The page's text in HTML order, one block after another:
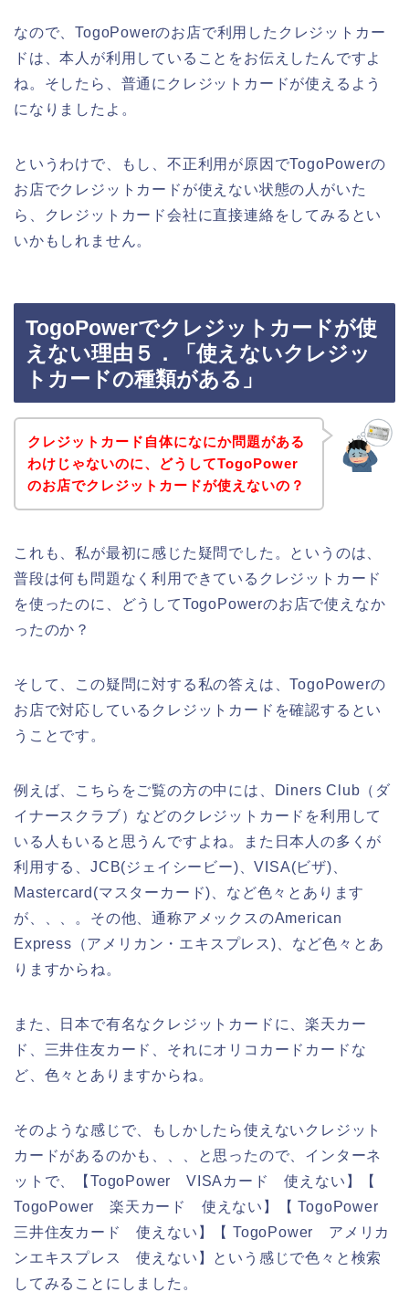
なので、TogoPowerのお店で利用したクレジットカー
ドは、本人が利用していることをお伝えしたんですよ
ね。そしたら、普通にクレジットカードが使えるよう
になりましたよ。
というわけで、もし、不正利用が原因でTogoPowerの
お店でクレジットカードが使えない状態の人がいた
ら、クレジットカード会社に直接連絡をしてみるとい
いかもしれません。
TogoPowerでクレジットカードが使
えない理由５．「使えないクレジッ
トカードの種類がある」
クレジットカード自体になにか問題がある
わけじゃないのに、どうしてTogoPower
のお店でクレジットカードが使えないの？
これも、私が最初に感じた疑問でした。というのは、
普段は何も問題なく利用できているクレジットカード
を使ったのに、どうしてTogoPowerのお店で使えなか
ったのか？
そして、この疑問に対する私の答えは、TogoPowerの
お店で対応しているクレジットカードを確認するとい
うことです。
例えば、こちらをご覧の方の中には、Diners Club（ダ
イナースクラブ）などのクレジットカードを利用して
いる人もいると思うんですよね。また日本人の多くが
利用する、JCB(ジェイシービー)、VISA(ビザ)、
Mastercard(マスターカード)、など色々とあります
が、、、。その他、通称アメックスのAmerican
Express（アメリカン・エキスプレス)、など色々とあ
りますからね。
また、日本で有名なクレジットカードに、楽天カー
ド、三井住友カード、それにオリコカードカードな
ど、色々とありますからね。
そのような感じで、もしかしたら使えないクレジット
カードがあるのかも、、、と思ったので、インターネ
ットで、【TogoPower VISAカード 使えない】【
TogoPower 楽天カード 使えない】【 TogoPower
三井住友カード 使えない】【 TogoPower アメリカ
ンエキスプレス 使えない】という感じで色々と検索
してみることにしました。